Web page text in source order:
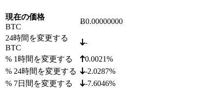
現在の価格
BTC
Ƀ0.00000000
24時間を変更する
BTC
-
% 1時間を変更する
0.0021%
% 24時間を変更する
-2.0287%
% 7日間を変更する
-7.6046%